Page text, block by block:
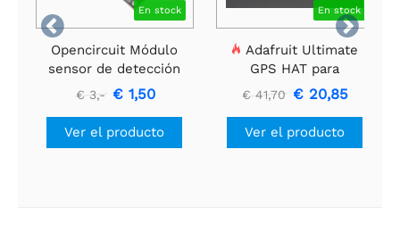


En stock
Opencircuit Módulo
sensor de detección
de sonido
€ 3,- € 1,50
Ver el producto
En stock
Adafruit Ultimate
GPS HAT para
Raspberry Pi A+/B+/Pi
2/3/4/Pi 5
€ 41,70 € 20,85
Ver el producto